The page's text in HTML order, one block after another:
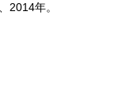
2014年。